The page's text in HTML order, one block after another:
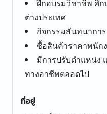
ฝึกอบรมวิชาชีพ ศึก
ต่างประเทศ
กิจกรรมสันทนาการ
ซื้อสินค้าราคาพนัก
มีการปรับตำแหน่ง
ทางอาชีพตลอดไป
ที่อยู่